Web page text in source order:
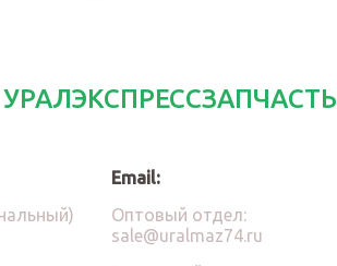
УРАЛЭКСПРЕССЗАПЧАСТЬ
Email:
Оптовый отдел:
sale@uralmaz74.ru